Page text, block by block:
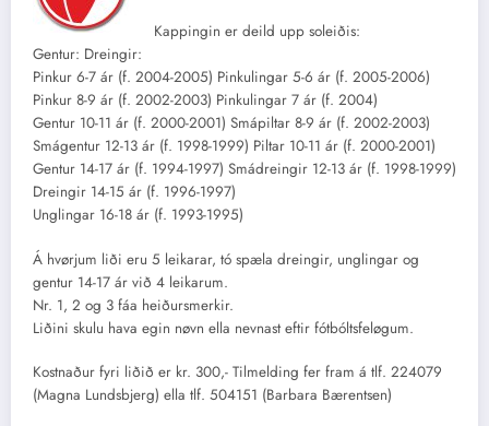
Kappingin er deild upp soleiðis:
Gentur: Dreingir:
Pinkur 6-7 ár (f. 2004-2005) Pinkulingar 5-6 ár (f. 2005-2006)
Pinkur 8-9 ár (f. 2002-2003) Pinkulingar 7 ár (f. 2004)
Gentur 10-11 ár (f. 2000-2001) Smápiltar 8-9 ár (f. 2002-2003)
Smágentur 12-13 ár (f. 1998-1999) Piltar 10-11 ár (f. 2000-2001)
Gentur 14-17 ár (f. 1994-1997) Smádreingir 12-13 ár (f. 1998-1999)
Dreingir 14-15 ár (f. 1996-1997)
Unglingar 16-18 ár (f. 1993-1995)
Á hvørjum liði eru 5 leikarar, tó spæla dreingir, unglingar og
gentur 14-17 ár við 4 leikarum.
Nr. 1, 2 og 3 fáa heiðursmerkir.
Liðini skulu hava egin nøvn ella nevnast eftir fótbóltsfeløgum.
Kostnaður fyri liðið er kr. 300,- Tilmelding fer fram á tlf. 224079
(Magna Lundsbjerg) ella tlf. 504151 (Barbara Bærentsen)